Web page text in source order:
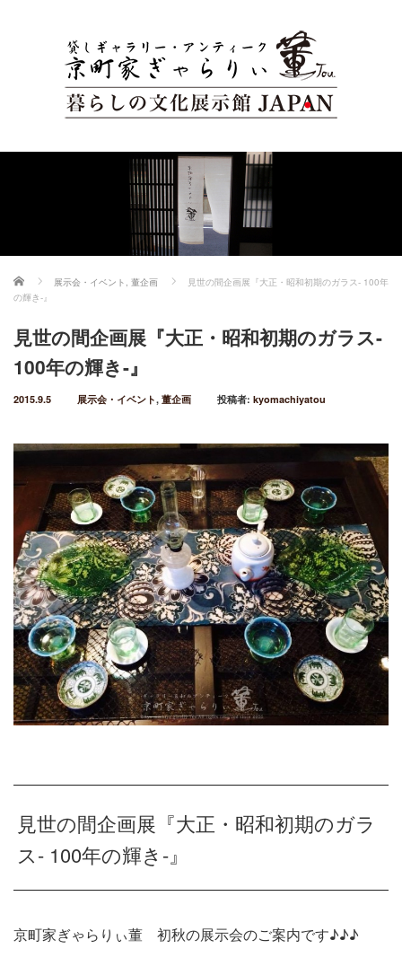
ホーム 展示会・イベント , 董企画
見世の間企画展『大正・昭和初期のガラス- 100年
の輝き-』
見世の間企画展『大正・昭和初期のガラス-
100年の輝き-』
2015.9.5 展示会・イベント, 董企画 投稿者: kyomachiyatou
見世の間企画展『大正・昭和初期のガラ
ス- 100年の輝き-』
京町家ぎゃらりぃ董 初秋の展示会のご案内です♪♪♪